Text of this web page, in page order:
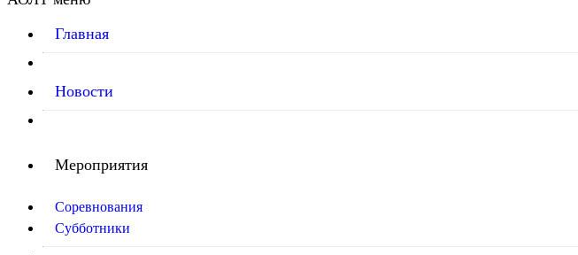
Главная
Новости
Мероприятия
Соревнования
Субботники